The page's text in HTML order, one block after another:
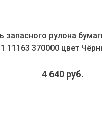
запасного рулона
11163 370000 цвет
4 640 руб.